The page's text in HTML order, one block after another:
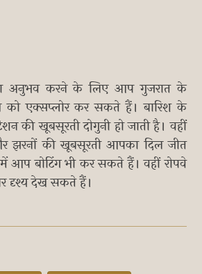
अनुभव करने के लिए आप गुजरात के
को एक्सप्लोर कर सकते हैं। बारिश के
की खूबसूरती दोगुनी हो जाती है। वहीं
झरनों की खूबसूरती आपका दिल जीत
आप बोटिंग भी कर सकते हैं। वहीं रोपवे
दृश्य देख सकते हैं।